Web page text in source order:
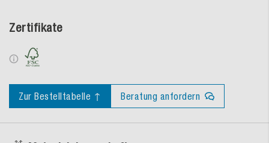
Zertifikate
Zur Bestelltabelle ↑ Beratung anfordern